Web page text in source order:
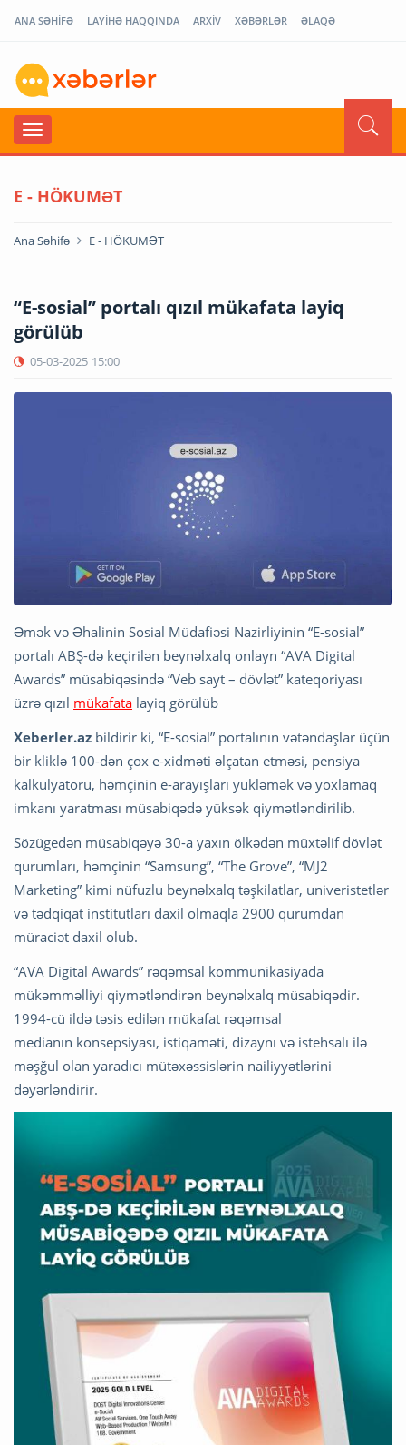
ANA SƏHİFƏ LAYİHƏ HAQQINDA ARXİV XƏBƏRLƏR ƏLAQƏ
E - HÖKUMƏT
Ana Səhifə E - HÖKUMƏT
“E-sosial” portalı qızıl mükafata layiq
görülüb
05-03-2025 15:00
Əmək və Əhalinin Sosial Müdafiəsi Nazirliyinin “E-sosial”
portalı ABŞ-də keçirilən beynəlxalq onlayn “AVA Digital
Awards” müsabiqəsində “Veb sayt – dövlət” kateqoriyası
üzrə qızıl mükafata layiq görülüb
Xeberler.az bildirir ki, “E-sosial” portalının vətəndaşlar üçün
bir kliklə 100-dən çox e-xidməti əlçatan etməsi, pensiya
kalkulyatoru, həmçinin e-arayışları yükləmək və yoxlamaq
imkanı yaratması müsabiqədə yüksək qiymətləndirilib.
Sözügedən müsabiqəyə 30-a yaxın ölkədən müxtəlif dövlət
qurumları, həmçinin “Samsung”, “The Grove”, “MJ2
Marketing” kimi nüfuzlu beynəlxalq təşkilatlar, univeristetlər
və tədqiqat institutları daxil olmaqla 2900 qurumdan
müraciət daxil olub.
“AVA Digital Awards” rəqəmsal kommunikasiyada
mükəmməlliyi qiymətləndirən beynəlxalq müsabiqədir.
1994-cü ildə təsis edilən mükafat rəqəmsal
medianın konsepsiyası, istiqaməti, dizaynı və istehsalı ilə
məşğul olan yaradıcı mütəxəssislərin nailiyyətlərini
dəyərləndirir.